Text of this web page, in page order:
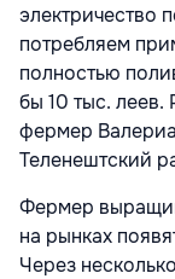
электричество
потребляем
полностью
бы 10 тыс.
фермер
Теленештский
Фермер
на рынках
Через